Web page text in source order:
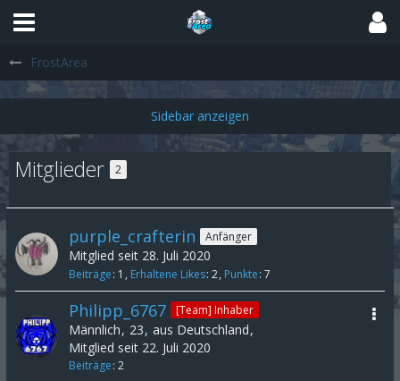
FrostArea
Mitglieder 2
purple_crafterin Anfänger
Mitglied seit 28. Juli 2020
Beiträge 1 Erhaltene Likes 2 Punkte 7
Philipp_6767 [Team] Inhaber
Männlich 23 aus Deutschland
Mitglied seit 22. Juli 2020
Beiträge 2